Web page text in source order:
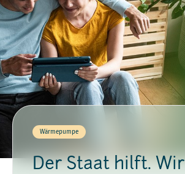
Wärmepumpe
Der Staat hilft. Wir